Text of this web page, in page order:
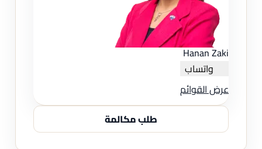
Hanan Zaki
واتساب
عرض القوائم
طلب مكالمة